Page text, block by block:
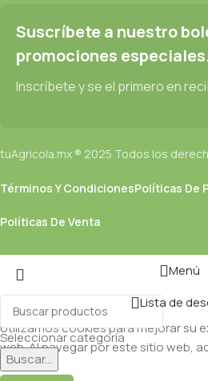
Suscríbete a nuestro
promociones
Inscríbete y se el primero en
tuAgricola.mx ® 2025 Todos los
Términos Y CondicionesPolíticas De
Políticas De Venta
Seleccionar categoría
Buscar...
Menú
Lista de
Utilizamos cookies para mejorar su
web. Al navegar por este sitio web,
cookies.